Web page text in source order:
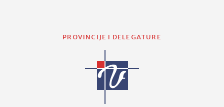
PROVINCIJE I DELEGATURE